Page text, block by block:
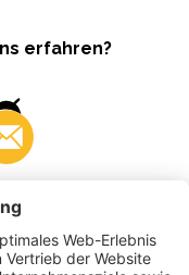
erfahren?